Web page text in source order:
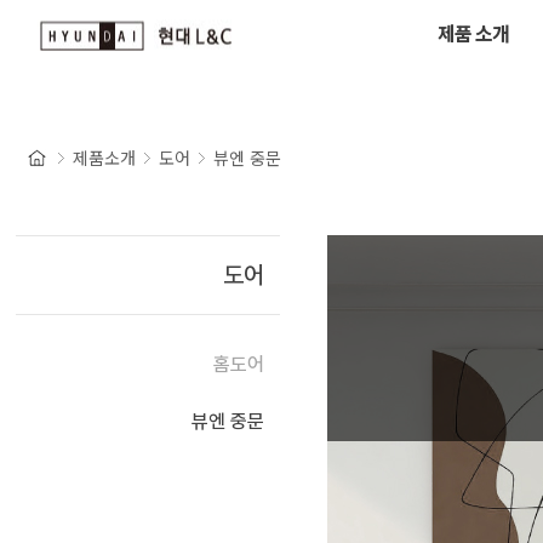
제품 소개
제품소개 도어 뷰엔 중문
도어
홈도어
뷰엔 중문